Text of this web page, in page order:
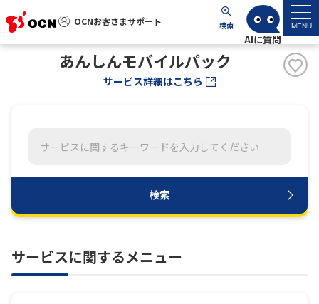
OCNお客さまサポート 検索 MENU
OCNお客さまサポート
マイページ
サービス名から探す
各種ダウンロード
あんしんモバイルパック
サービス詳細はこちら
検索
サービスに関するメニュー